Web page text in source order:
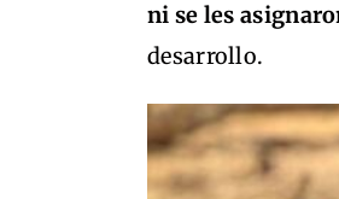
ni se les
desarrollo.